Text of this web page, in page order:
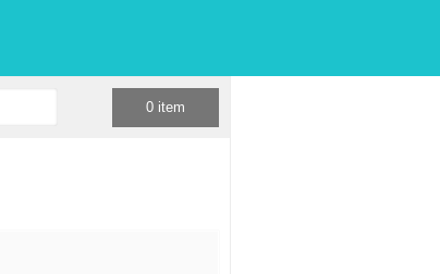
0 item